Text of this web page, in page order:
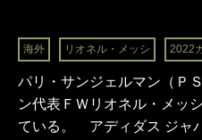
海外 リオネル・メッシ 2022
パリ・サンジェルマン（Ｐ
ン代表ＦＷリオネル・メッ
ている。 アディダス ジャ